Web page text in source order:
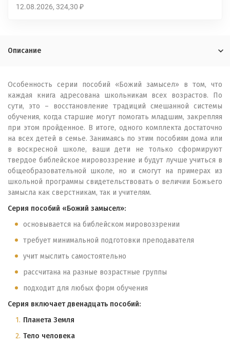
12.08.2026 324,30 ₽
Описание
Особенность серии пособий «Божий замысел» в том, что
каждая книга адресована школьникам всех возрастов. По
сути, это – восстановление традиций смешанной системы
обучения, когда старшие могут помогать младшим, закрепляя
при этом пройденное. В итоге, одного комплекта достаточно
на всех детей в семье. Занимаясь по этим пособиям дома или
в воскресной школе, ваши дети не только сформируют
твердое библейское мировоззрение и будут лучше учиться в
общеобразовательной школе, но и смогут на примерах из
школьной программы свидетельствовать о величии Божьего
замысла как сверстникам, так и учителям.
Серия пособий «Божий замысел»:
основывается на библейском мировоззрении
требует минимальной подготовки преподавателя
учит мыслить самостоятельно
рассчитана на разные возрастные группы
подходит для любых форм обучения
Серия включает двенадцать пособий:
Планета Земля
Тело человека